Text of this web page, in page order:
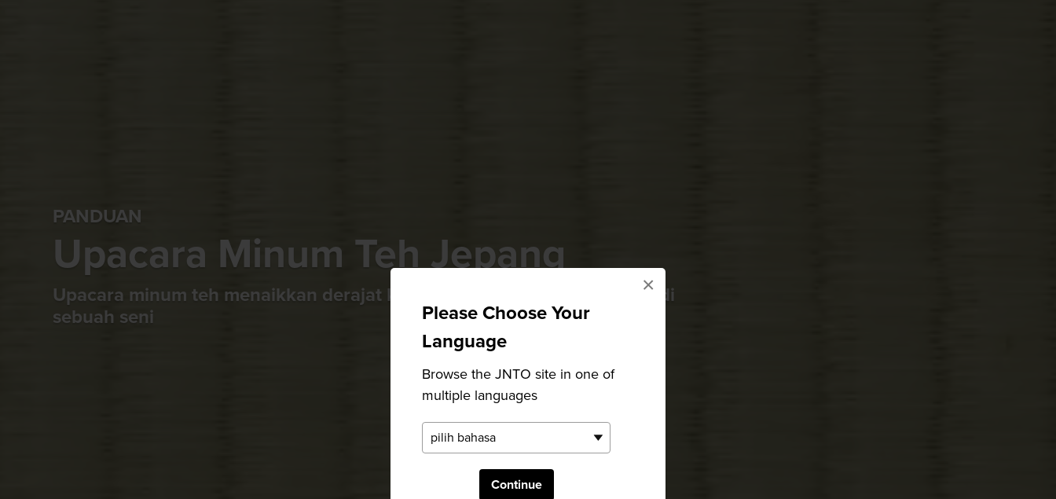
Please Choose Your
Language
Browse the JNTO site in one of
multiple languages
Continue
×
PANDUAN
Upacara Minum Teh Jepang
Upacara minum teh menaikkan derajat keramahtamahan Jepang menjadi
sebuah seni